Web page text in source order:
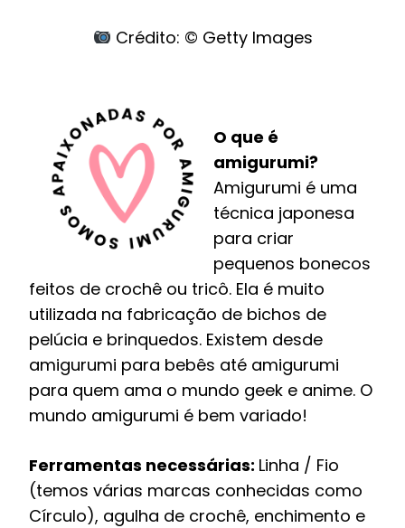
Crédito: © Getty Images
O que é
amigurumi?
Amigurumi é uma
técnica japonesa
para criar
pequenos bonecos
feitos de crochê ou tricô. Ela é muito
utilizada na fabricação de bichos de
pelúcia e brinquedos. Existem desde
amigurumi para bebês até amigurumi
para quem ama o mundo geek e anime. O
mundo amigurumi é bem variado!
Ferramentas necessárias: Linha / Fio
(temos várias marcas conhecidas como
Círculo), agulha de crochê, enchimento e